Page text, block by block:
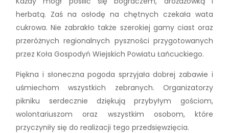
herbatą. Zaś na osłodę na chętnych czekała wata
cukrowa. Nie zabrakło także szerokiej gamy ciast oraz
przeróżnych regionalnych pyszności przygotowanych
przez Koła Gospodyń Wiejskich Powiatu Łańcuckiego.
Piękna i słoneczna pogoda sprzyjała dobrej zabawie i
uśmiechom wszystkich zebranych. Organizatorzy
pikniku serdecznie dziękują przybyłym gościom,
wolontariuszom oraz wszystkim osobom, które
przyczyniły się do realizacji tego przedsięwzięcia.